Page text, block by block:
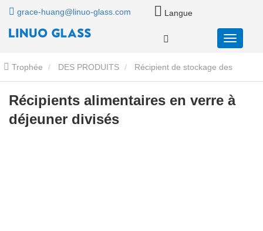
grace-huang@linuo-glass.com Langue
Trophée DES PRODUITS Récipient de stockage des
aliments en verre Conteneurs de stockage de nourriture en verre
pour les déjeuners Récipients alimentaires en verre à déjeuner
Récipients alimentaires en verre à
déjeuner divisés